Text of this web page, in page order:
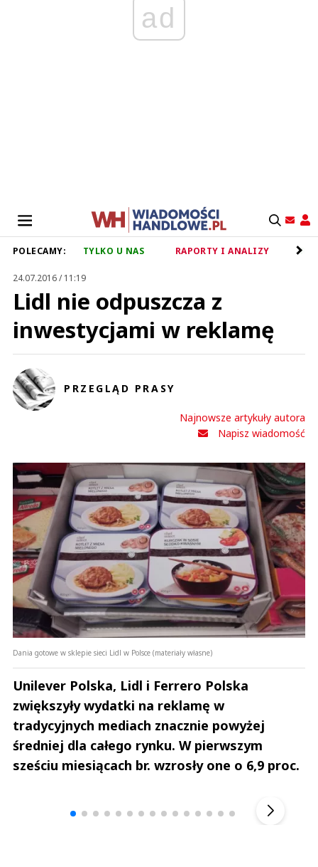
ad
POLECAMY: TYLKO U NAS RAPORTY I ANALIZY
24.07.2016 / 11:19
Lidl nie odpuszcza z
inwestycjami w reklamę
PRZEGLĄD PRASY
Najnowsze artykuły autora
Napisz wiadomość
Dania gotowe w sklepie sieci Lidl w Polsce (materiały własne)
Unilever Polska, Lidl i Ferrero Polska
zwiększyły wydatki na reklamę w
tradycyjnych mediach znacznie powyżej
średniej dla całego rynku. W pierwszym
sześciu miesiącach br. wzrosły one o 6,9 proc.
Andrzej i Marta Sterniccy